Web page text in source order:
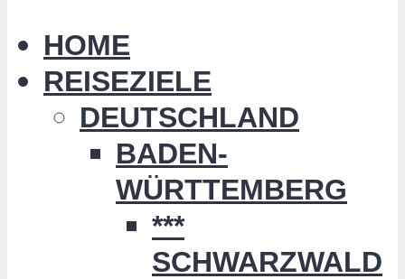
HOME
REISEZIELE
DEUTSCHLAND
BADEN-
WÜRTTEMBERG
***
SCHWARZWALD